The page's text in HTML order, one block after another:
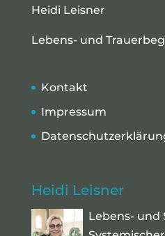
Heidi Leisner
Lebens- und
Kontakt
Impressum
Heidi Leisner
Lebens- und